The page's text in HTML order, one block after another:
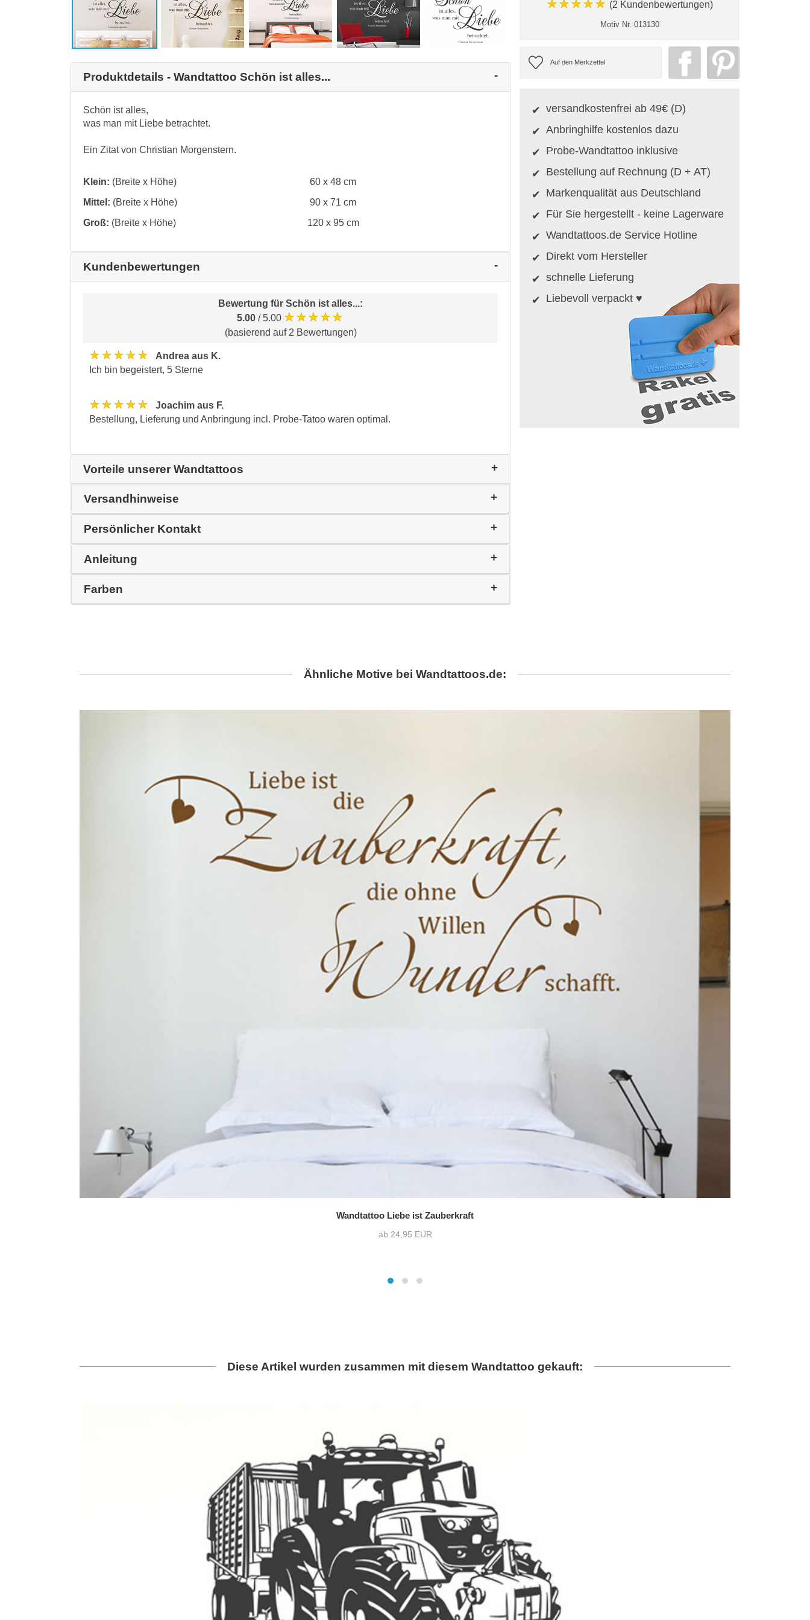
Produktdetails - Wandtattoo Schön ist alles...
Schön ist alles,
was man mit Liebe betrachtet.
Ein Zitat von Christian Morgenstern.
Klein: (Breite x Höhe)
60 x 48 cm
Mittel: (Breite x Höhe)
90 x 71 cm
Groß: (Breite x Höhe) 120 x 95 cm
Kundenbewertungen
Bewertung für Schön ist alles...:
5.00 / 5.00 ★★★★★
(basierend auf 2 Bewertungen)
★★★★★
Andrea aus K.
Ich bin begeistert, 5 Sterne
★★★★★
Joachim aus F.
Bestellung, Lieferung und Anbringung incl. Probe-Tatoo waren optimal.
Vorteile unserer Wandtattoos
Versandhinweise
Persönlicher Kontakt
Anleitung
Farben
★★★★★ (2 Kundenbewertungen)
Motiv Nr. 013130
versandkostenfrei ab 49€ (D)
Anbringhilfe kostenlos dazu
Probe-Wandtattoo inklusive
Bestellung auf Rechnung (D + AT)
Markenqualität aus Deutschland
Für Sie hergestellt - keine Lagerware
Wandtattoos.de Service Hotline
Direkt vom Hersteller
schnelle Lieferung
Liebevoll verpackt ♥
Ähnliche Motive bei Wandtattoos.de:
Wandtattoo Liebe ist Zauberkraft
ab 24,95 EUR
Diese Artikel wurden zusammen mit diesem Wandtattoo gekauft: